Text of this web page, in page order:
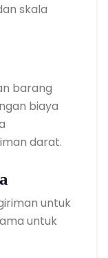
skala
barang
biaya
darat.
untuk
untuk